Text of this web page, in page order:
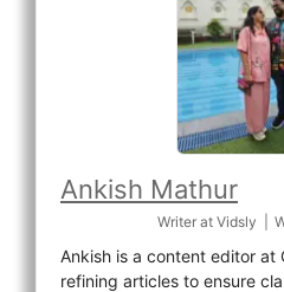
Ankish Mathur
Writer at Vidsly
Ankish is a content editor at
refining articles to ensure